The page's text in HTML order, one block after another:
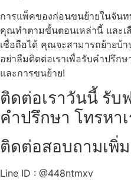
การแพ็คของก่อนขนย้ายในจันท
คุณทำตามขั้นตอนเหล่านี้ และเ
เชื่อถือได้ คุณจะสามารถย้ายบ้
อย่าลืมติดต่อเราเพื่อรับคำปรึก
และการขนย้าย!
ติดต่อเราวันนี้ รับ
คำปรึกษา โทรหา
ติดต่อสอบถามเพิ่ม
Line ID : @448ntmxv